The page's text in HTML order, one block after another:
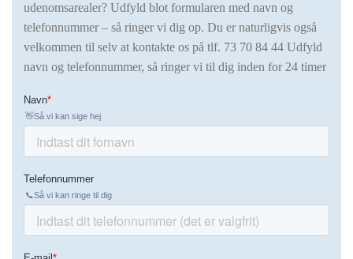
udenomsarealer? Udfyld blot formularen med navn og
telefonnummer – så ringer vi dig op. Du er naturligvis også
velkommen til selv at kontakte os på tlf. 73 70 84 44 Udfyld
navn og telefonnummer, så ringer vi til dig inden for 24 timer